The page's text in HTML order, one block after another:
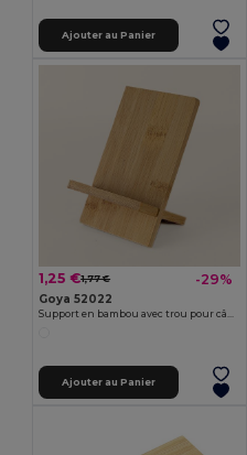
Ajouter au Panier
1,25 €1,77 € -29%
Goya 52022
Support en bambou avec trou pour câble STACK
Ajouter au Panier